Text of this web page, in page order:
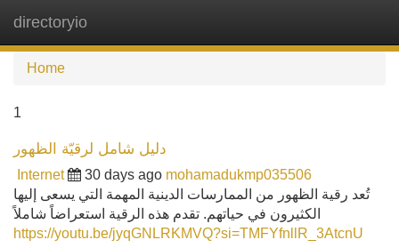
directoryio
Home
1
دليل شامل لرقيّة الظهور
Internet 30 days ago mohamadukmp035506
تُعد رقية الظهور من الممارسات الدينية المهمة التي يسعى إليها
الكثيرون في حياتهم. تقدم هذه الرقية استعراضاً شاملاً
https://youtu.be/jyqGNLRKMVQ?si=TMFYfnllR_3AtcnU